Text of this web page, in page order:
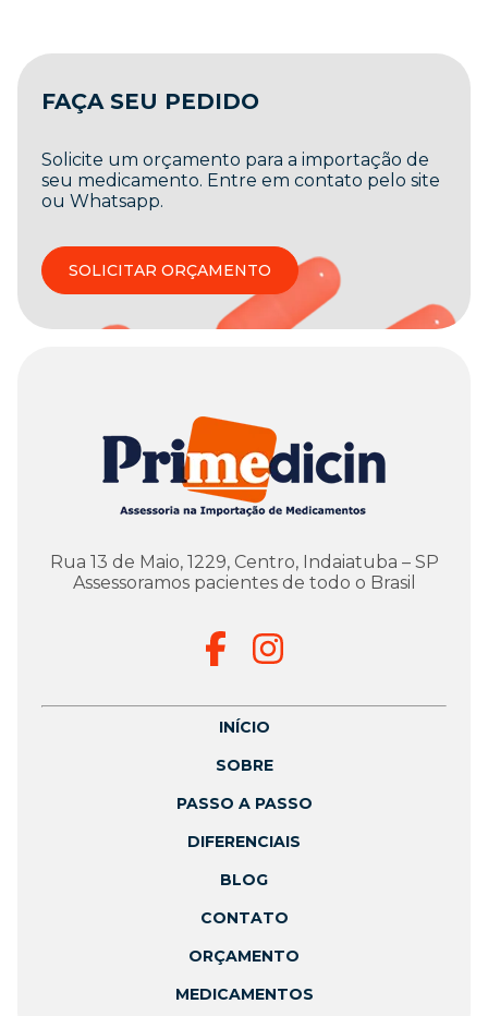
FAÇA SEU PEDIDO
Solicite um orçamento para a importação de
seu medicamento. Entre em contato pelo site
ou Whatsapp.
SOLICITAR ORÇAMENTO
Rua 13 de Maio, 1229, Centro, Indaiatuba – SP
Assessoramos pacientes de todo o Brasil
INÍCIO
SOBRE
PASSO A PASSO
DIFERENCIAIS
BLOG
CONTATO
ORÇAMENTO
MEDICAMENTOS